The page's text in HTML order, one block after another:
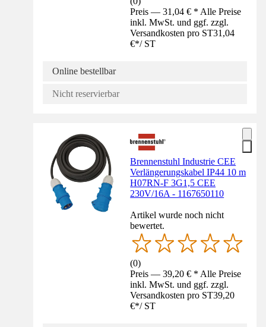
Preis — 31,04 € * Alle Preise
inkl. MwSt. und ggf. zzgl.
Versandkosten pro ST31,04
€*/ ST
Online bestellbar
Nicht reservierbar
Brennenstuhl Industrie CEE
Verlängerungskabel IP44 10 m
H07RN-F 3G1,5 CEE
230V/16A - 1167650110
Artikel wurde noch nicht
bewertet.
(0)
Preis — 39,20 € * Alle Preise
inkl. MwSt. und ggf. zzgl.
Versandkosten pro ST39,20
€*/ ST